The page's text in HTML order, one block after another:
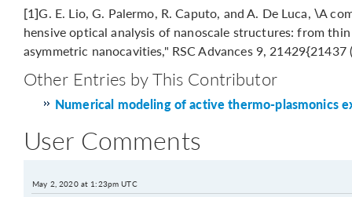
[1]G. E. Lio, G. Palermo, R. Caputo, and A. De Luca, \A
hensive optical analysis of nanoscale structures: from
asymmetric nanocavities," RSC Advances 9, 21429{21437
Other Entries by This Contributor
Numerical modeling of active thermo-plasmonics
User Comments
May 2, 2020 at 1:23pm UTC